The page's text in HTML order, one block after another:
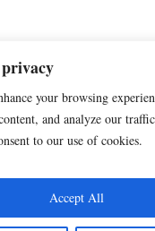
your browsing
and analyze our
to our use of cookies.
Accept All